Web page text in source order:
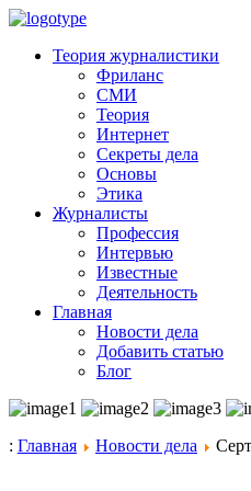
Теория журналистики
Фриланс
СМИ
Теория
Интернет
Секреты дела
Основы
Этика
Журналисты
Профессия
Интервью
Известные
Деятельность
Главная
Новости дела
Добавить статью
Блог
: Главная Новости дела